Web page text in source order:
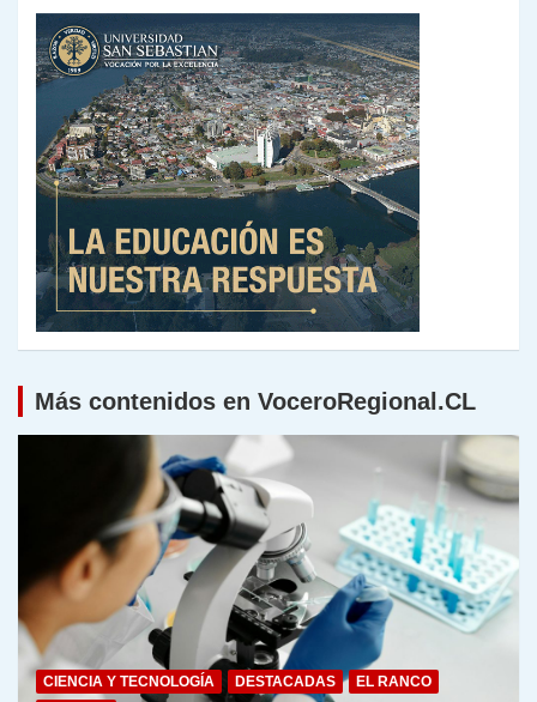
Más contenidos en VoceroRegional.CL
CIENCIA Y TECNOLOGÍA DESTACADAS
EL RANCO